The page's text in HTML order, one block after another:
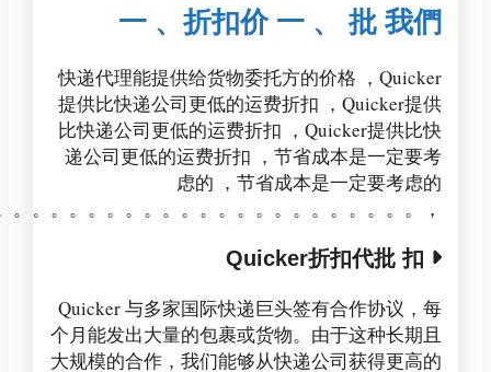
，。。。。。。。。。。。。。。。。。。。。。。。。